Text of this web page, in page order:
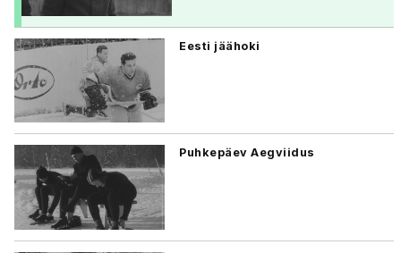
Eesti jäähoki
Puhkepäev Aegviidus